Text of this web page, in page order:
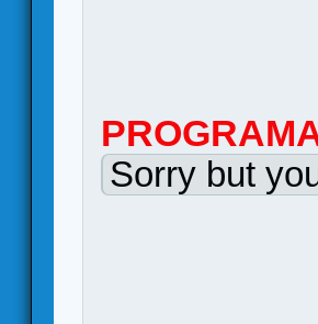
Sorry but